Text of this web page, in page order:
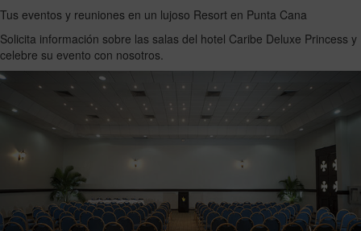
Tus eventos y reuniones en un lujoso Resort en Punta Cana
Solicita información sobre las salas del hotel Caribe Deluxe Princess y
celebre su evento con nosotros.